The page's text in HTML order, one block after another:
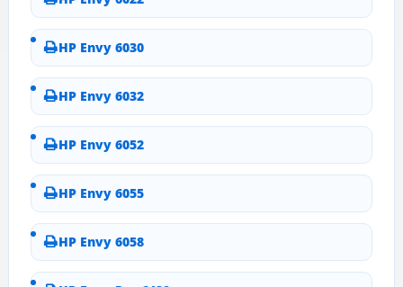
HP Envy 6030
HP Envy 6032
HP Envy 6052
HP Envy 6055
HP Envy 6058